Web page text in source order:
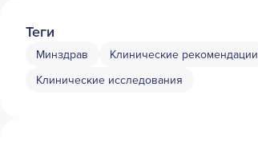
Теги
Минздрав Клинические рекомендации
Клинические исследования